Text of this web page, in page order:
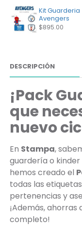
Kit Guarderia
Avengers
$895.00
DESCRIPCIÓN
¡Pack
que
nuevo
En Stampa,
guardería o
hemos creado el
todas las
pertenencias y
¡Además,
completo!